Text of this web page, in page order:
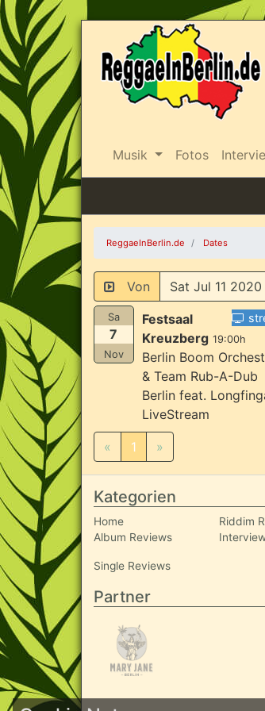
Musik Fotos
ReggaeInBerlin.de Dates
Von
Sa
7
Nov
Festsaal
Kreuzberg 19:00h
Berlin Boom
& Team Rub-A-Dub
Berlin feat.
LiveStream
« 1 »
Kategorien
Home
Album Reviews
Riddim
Single Reviews
Partner